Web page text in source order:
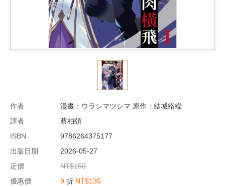
作者
漫畫：ウラシマツシマ 原作：結城絡繰
譯者
蔡柏頤
ISBN
9786264375177
出版日期
2026-05-27
定價
NT$150
優惠價
9 折 NT$135